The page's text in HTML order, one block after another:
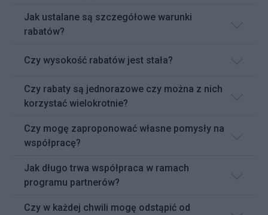
Jak ustalane są szczegółowe warunki
rabatów?
Czy wysokość rabatów jest stała?
Czy rabaty są jednorazowe czy można z nich
korzystać wielokrotnie?
Czy mogę zaproponować własne pomysły na
współpracę?
Jak długo trwa współpraca w ramach
programu partnerów?
Czy w każdej chwili mogę odstąpić od